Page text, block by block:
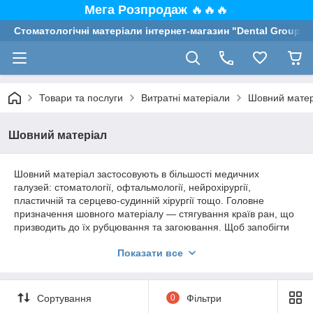
Мега Розпродаж 🔥🔥🔥
Стоматологічні матеріали інтернет-магазин "Dental Group"
Товари та послуги Витратні матеріали Шовний
Шовний матеріал
Шовний матеріал застосовують в більшості медичних
галузей: стоматології, офтальмології, нейрохірургії,
пластичній та серцево-судинній хірургії тощо. Головне
призначення шовного матеріалу — стягування країв ран, що
призводить до їх рубцювання та загоювання. Щоб запобігти
якісний шовний матеріал, що відповідає призначенню. Саме
сайті широкий вибір хірургічних ниток від відомих брендів.
Формуючи післяопераційний шов лікар обирає хірургічну
нитку за такими ознаками:
Показати все
Сортування 0 Фільтри